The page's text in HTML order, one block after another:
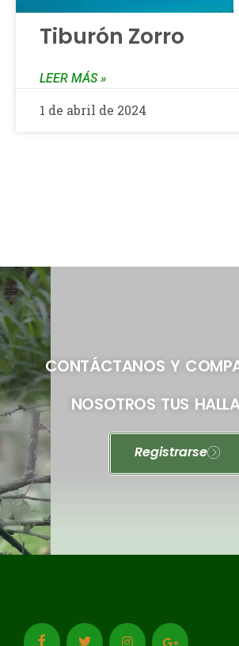
Tiburón Zorro
LEER MÁS »
1 de abril de 2024
CONTÁCTANOS Y
NOSOTROS TUS
Registrarse